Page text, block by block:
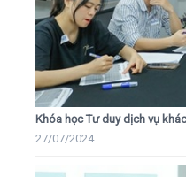
Khóa học Tư duy dịch vụ
27/07/2024